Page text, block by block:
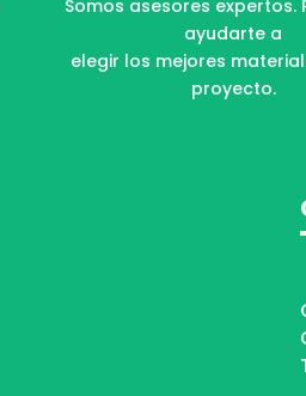
Somos asesores expertos.
ayudarte a
elegir los mejores
proyecto.